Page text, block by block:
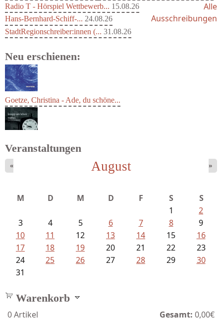
Radio T - Hörspiel Wettbewerb... 15.08.26
Hans-Bernhard-Schiff-... 24.08.26
StadtRegionschreiber:innen (... 31.08.26
Alle
Ausschreibungen
Neu erschienen:
Goetze, Christina - Ade, du schöne...
Veranstaltungen
August
« »
M D M D F S
S
1
2
3
4 5 6 7 8
9
10
11 12 13 14 15
16
17
18 19 20 21 22
23
24
25 26 27 28 29
30
31
Warenkorb
0Artikel Gesamt: 0,00€